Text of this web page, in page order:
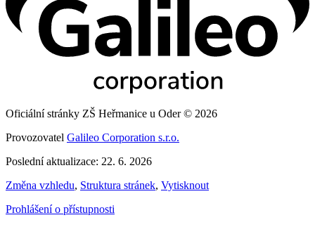
Oficiální stránky ZŠ Heřmanice u Oder © 2026
Provozovatel Galileo Corporation s.r.o.
Poslední aktualizace: 22. 6. 2026
Změna vzhledu, Struktura stránek, Vytisknout
Prohlášení o přístupnosti